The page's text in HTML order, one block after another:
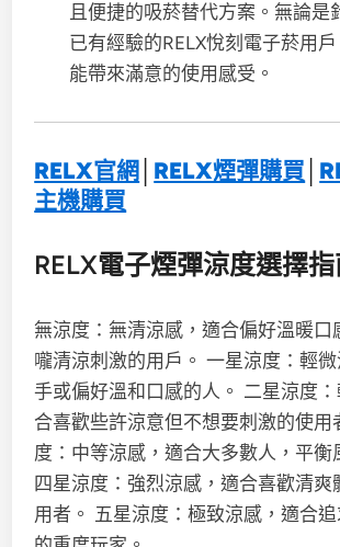
且便捷的吸菸替代方案。無論是
已有經驗的RELX悅刻電子菸用
能帶來滿意的使用感受。
RELX官網 RELX煙彈購買
主機購買
RELX電子煙彈涼度選擇
無涼度：無清涼感，適合偏好溫暖口
嚨清涼刺激的用戶。 一星涼度：輕
手或偏好溫和口感的人。 二星涼度
合喜歡些許涼意但不想要刺激的使用
度：中等涼感，適合大多數人，平衡
四星涼度：強烈涼感，適合喜歡清爽
用者。 五星涼度：極致涼感，適合